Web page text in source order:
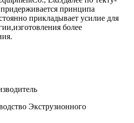
принципа
прикладывает усилие для
более
Экструзионного